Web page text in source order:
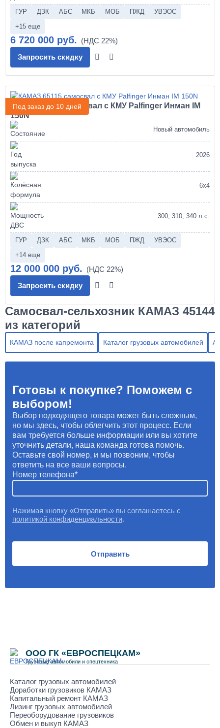
ГУР ДЗК АБС МКБ МОБ ПЖД
УВЭОС
+15 еще
6 720 000 руб.
Запросить скидку
Под заказ до 10 дней
КАМАЗ 65115 самосвал с КМУ Palfinger Инман IM
150N
Новый автомобиль
2026
6х4
300, 310, 340 л.с.
ГУР ДЗК АБС МКБ МОБ ПЖД
УВЭОС
+14 еще
12 000 000 руб.
Запросить скидку
Самосвал-сельхозник КАМАЗ 45144
из категорий
КАМАЗ после капремонта Каталог грузовых автомобилей
Готовы к покупке? Поможем с
выбором!
Выбор подходящего товара может быть сложным,
но мы здесь, чтобы облегчить этот процесс. Если
вам требуется больше информации или вы хотите
уточнить детали, наша команда готова помочь.
Оставьте свой номер, и мы позвоним, чтобы
ответить на все ваши вопросы.
Номер телефона
Нажимая кнопку «Отправить» вы соглашаетесь с
политикой конфиденциальности.
Отправить
ООО ГК «ЕВРОСПЕЦКАМ»
Грузовые автомобили и спецтехника
Каталог грузовых автомобилей
Доработки грузовиков КАМАЗ
Капитальный ремонт КАМАЗ
Лизинг грузовых автомобилей
Переоборудование грузовиков
Обмен и выкуп КАМАЗ